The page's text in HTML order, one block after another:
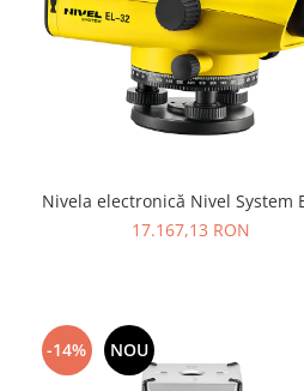
Nivela electronică Nivel System
17.167,13 RON
-14% NOU